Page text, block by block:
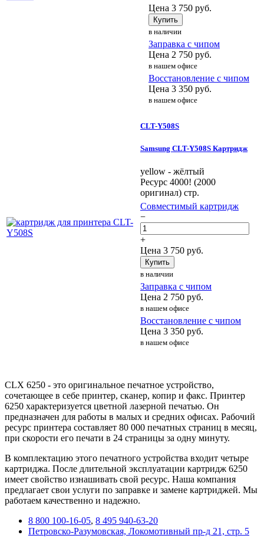
Цена 3 750 руб.
Купить
в наличии
Заправка с чипом
Цена 2 750 руб.
в нашем офисе
Восстановление с чипом
Цена 3 350 руб.
в нашем офисе
CLT-Y508S
Samsung CLT-Y508S Картридж
yellow - жёлтый
Ресурс 4000! (2000
оригинал) стр.
Совместимый картридж
−
+
Цена 3 750 руб.
Купить
в наличии
Заправка с чипом
Цена 2 750 руб.
в нашем офисе
Восстановление с чипом
Цена 3 350 руб.
в нашем офисе
CLX 6250 - это оригинальное печатное устройство,
сочетающее в себе принтер, сканер, копир и факс. Принтер
6250 характеризуется цветной лазерной печатью. Он
предназначен для работы в малых и средних офисах. Рабочий
ресурс принтера составляет 80 000 печатных страниц в месяц,
при скорости его печати в 24 страницы за одну минуту.
В комплектацию этого печатного устройства входит четыре
картриджа. После длительной эксплуатации картридж 6250
имеет свойство изнашивать свой ресурс. Наша компания
предлагает свои услуги по заправке и замене картриджей. Мы
работаем качественно и надежно.
8 800 100-16-05, 8 495 940-63-20
Петровско-Разумовская, Локомотивный пр-д 21, стр. 5